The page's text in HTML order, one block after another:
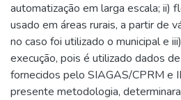
automatização em larga escala; ii)
usado em áreas rurais, a partir de
no caso foi utilizado o municipal e
execução, pois é utilizado dados
fornecidos pelo SIAGAS/CPRM e
presente metodologia,